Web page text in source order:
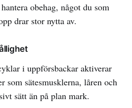
obehag, något du som
drar stor nytta av.
i uppförsbackar aktiverar
som sätesmusklerna, låren och
sätt än på plan mark.